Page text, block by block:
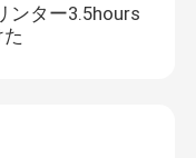
ンター3.5hours